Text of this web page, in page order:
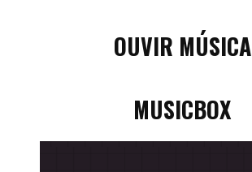
OUVIR MÚSICA
MUSICBOX